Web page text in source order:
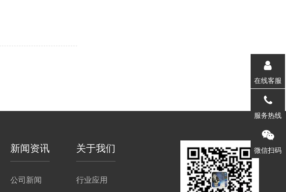
新闻资讯
公司新闻
关于我们
行业应用
在线客服
服务热线
微信扫码